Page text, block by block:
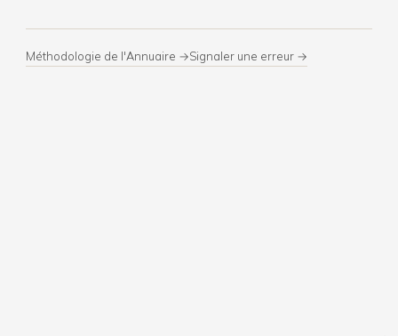
Méthodologie de l'Annuaire →Signaler une erreur →